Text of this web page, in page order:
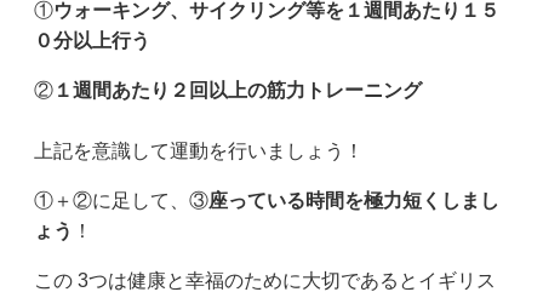
①ウォーキング、サイクリング等を１週間あたり１５
０分以上行う
② １週間あたり２回以上の筋力トレーニング
上記を意識して運動を行いましょう！
①＋②に足して、③座っている時間を極力短くしまし
ょう ！
この 3つは健康と幸福のために大切であるとイギリス